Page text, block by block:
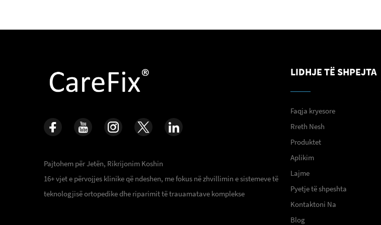
Pajtohem për Jetën, Rikrijonim Koshin
16+ vjet e përvojjes klinike që ndeshen, me fokus në zhvillimin e sistemeve të
teknologjisë ortopedike dhe riparimit të trauamatave komplekse
LIDHJE TË SHPEJTA
Faqja kryesore
Rreth Nesh
Produktet
Aplikim
Lajme
Pyetje të shpeshta
Kontaktoni Na
Blog